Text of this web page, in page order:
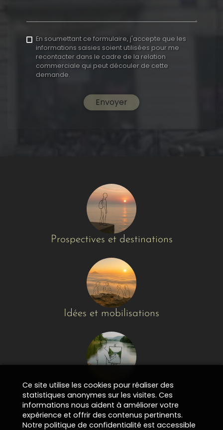
En soumettant ce formulaire, j'accepte que les
informations saisies soient utilisées pour me
recontacter dans le cadre de la relation
commerciale qui peut découler de cette
demande.
Envoyer
Prospectives et destinations
Idées et mobilisations
Arts et différenciations
Ce site utilise les cookies pour réaliser des
statistiques anonymes sur les visites. Ces
informations nous aident à améliorer votre
expérience et offrir des contenus pertinents.
Notre politique de confidentialité est accessible